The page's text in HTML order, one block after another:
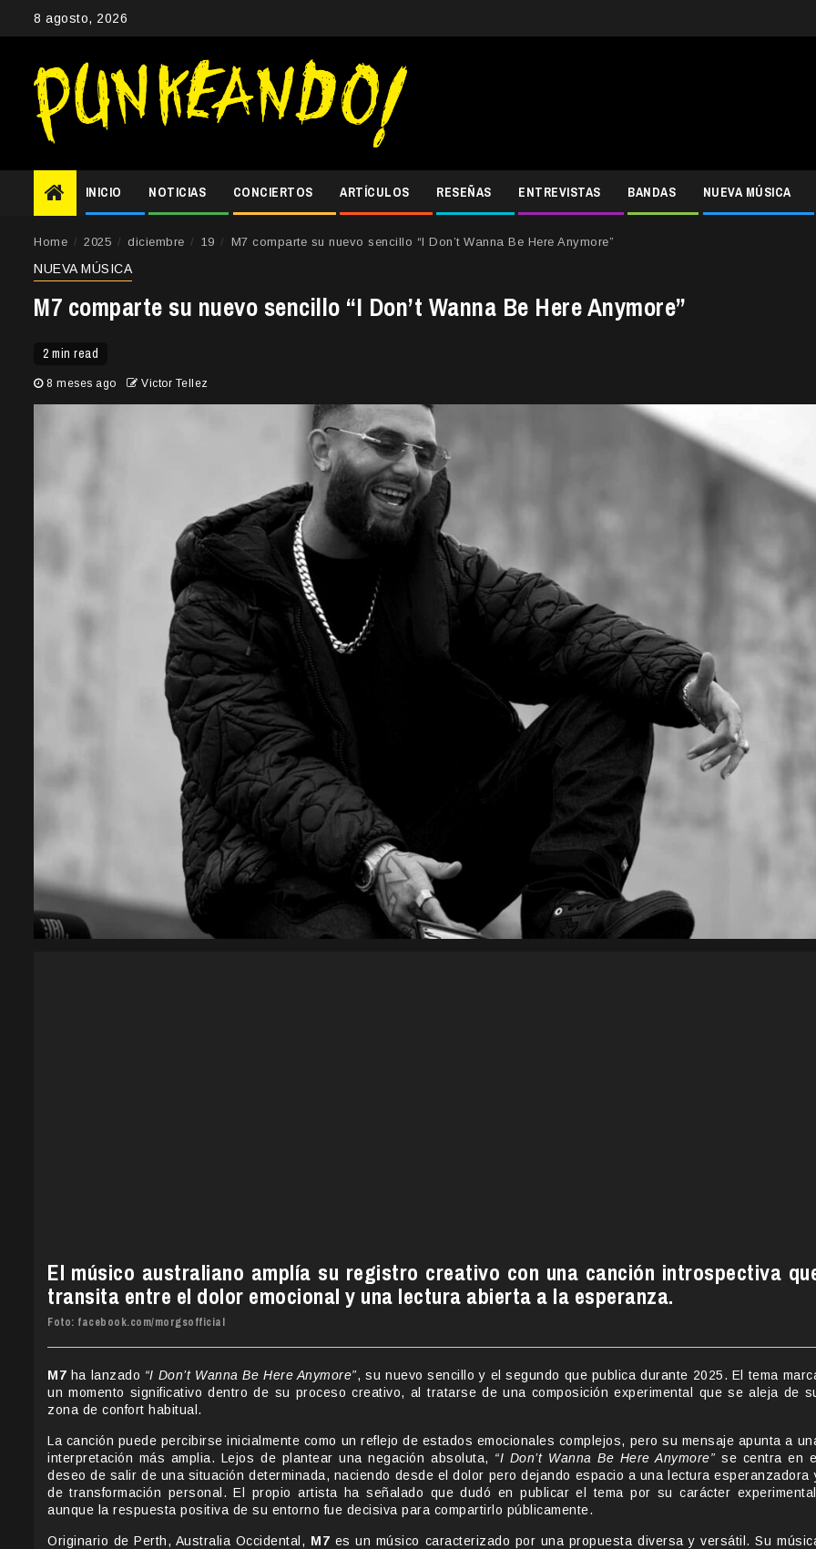
8 agosto, 2026
INICIO NOTICIAS CONCIERTOS ARTÍCULOS RESEÑAS ENTREVISTAS BANDAS NUEVA MÚSICA
Home 2025 diciembre 19 M7 comparte su nuevo sencillo “I Don’t Wanna Be Here Anymore”
NUEVA MÚSICA
M7 comparte su nuevo sencillo “I Don’t Wanna Be Here Anymore”
2 min read
8 meses ago Victor Tellez
El músico australiano amplía su registro creativo con una canción introspectiva
transita entre el dolor emocional y una lectura abierta a la esperanza.
Foto: facebook.com/morgsofficial
M7 ha lanzado “I Don’t Wanna Be Here Anymore”, su nuevo sencillo y el segundo que publica durante 2025. El tema
un momento significativo dentro de su proceso creativo, al tratarse de una composición experimental que se aleja de
zona de confort habitual.
La canción puede percibirse inicialmente como un reflejo de estados emocionales complejos, pero su mensaje apunta a
interpretación más amplia. Lejos de plantear una negación absoluta, “I Don’t Wanna Be Here Anymore” se centra en
deseo de salir de una situación determinada, naciendo desde el dolor pero dejando espacio a una lectura esperanzadora
de transformación personal. El propio artista ha señalado que dudó en publicar el tema por su carácter
aunque la respuesta positiva de su entorno fue decisiva para compartirlo públicamente.
Originario de Perth, Australia Occidental, M7 es un músico caracterizado por una propuesta diversa y versátil. Su